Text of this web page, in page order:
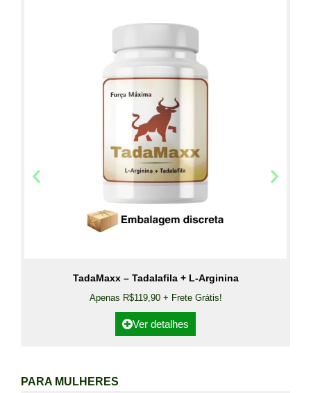
TadaMaxx – Tadalafila + L-Arginina
Apenas R$119,90 + Frete Grátis!
Ver detalhes
PARA MULHERES